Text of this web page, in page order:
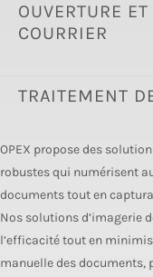
OUVERTURE
COURRIER
TRAITEMENT
OPEX propose des
robustes qui numérisent
documents tout en
Nos solutions d’imagerie
l’efficacité tout en
manuelle des documents,